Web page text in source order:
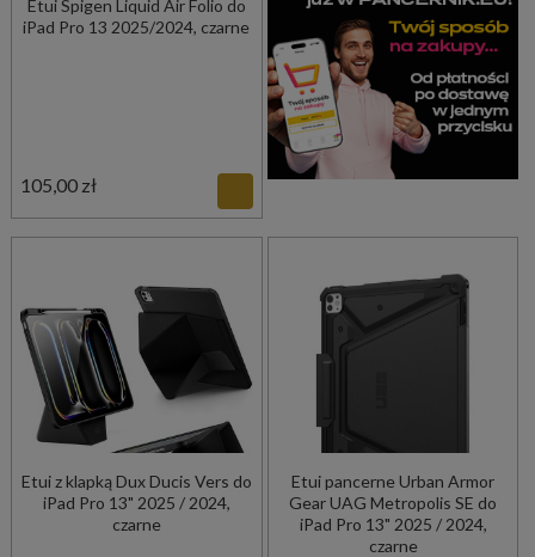
Etui Spigen Liquid Air Folio do
iPad Pro 13 2025/2024, czarne
105,00 zł
Etui z klapką Dux Ducis Vers do
iPad Pro 13" 2025 / 2024,
czarne
Etui pancerne Urban Armor
Gear UAG Metropolis SE do
iPad Pro 13" 2025 / 2024,
czarne